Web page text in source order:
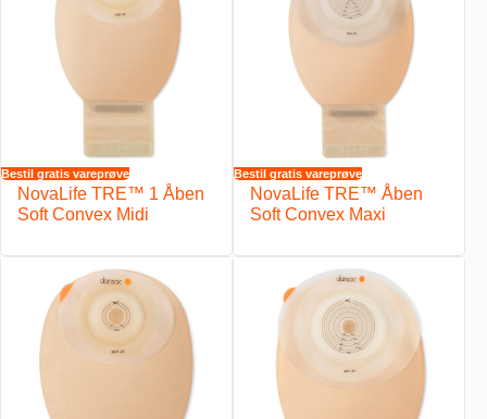
Bestil gratis vareprøve
NovaLife TRE™ 1 Åben
Soft Convex Midi
Bestil gratis vareprøve
NovaLife TRE™ Åben
Soft Convex Maxi